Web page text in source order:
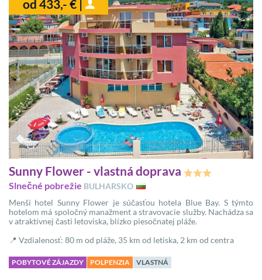
od 433,- € |
Sunny Flower - vlastná doprava
Slnečné pobrežie BULHARSKO
Menší hotel Sunny Flower je súčasťou hotela Blue Bay. S týmto
hotelom má spoločný manažment a stravovacie služby. Nachádza sa
v atraktívnej časti letoviska, blízko piesočnatej pláže.
📍 Vzdialenosť: 80 m od pláže, 35 km od letiska, 2 km od centra
POBYTOVÉ ZÁJAZDY POLPENZIA VLASTNÁ